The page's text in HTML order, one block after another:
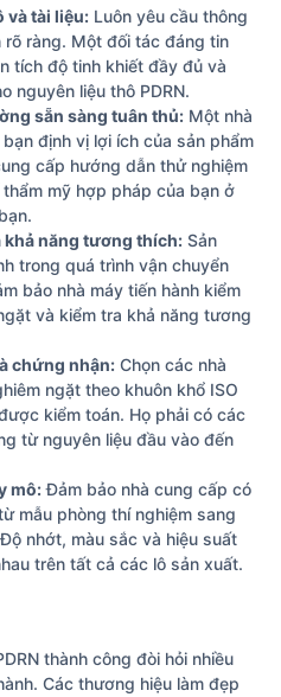
và tài liệu: Luôn yêu cầu thông
ràng. Một đối tác đáng tin
tích độ tinh khiết đầy đủ và
nguyên liệu thô PDRN.
sẵn sàng tuân thủ: Một nhà
định vị lợi ích của sản phẩm
cấp hướng dẫn thử nghiệm
mỹ hợp pháp của bạn ở
khả năng tương thích: Sản
trong quá trình vận chuyển
bảo nhà máy tiến hành kiểm
và kiểm tra khả năng tương
chứng nhận: Chọn các nhà
ngặt theo khuôn khổ ISO
kiểm toán. Họ phải có các
từ nguyên liệu đầu vào đến
mô:Đảm bảo nhà cung cấp có
mẫu phòng thí nghiệm sang
nhớt, màu sắc và hiệu suất
trên tất cả các lô sản xuất.
thành công đòi hỏi nhiều
Các thương hiệu làm đẹp